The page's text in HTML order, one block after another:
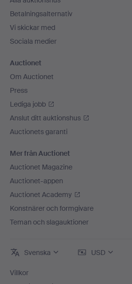
Betalningsalternativ
Vi skickar med
Sociala medier
Auctionet
Om Auctionet
Press
Lediga jobb
Anslut ditt auktionshus
Auctionets garanti
Mer från Auctionet
Auctionet Magazine
Auctionet-appen
Auctionet Academy
Konstnärer och formgivare
Teman och slagauktioner
Svenska USD
Villkor